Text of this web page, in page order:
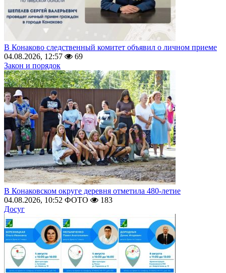
В Конаково следственный комитет объявил о личном приеме
04.08.2026, 12:57
69
Закон и порядок
В Конаковском округе деревня отметила 480-летие
04.08.2026, 10:52 ФОТО
183
Досуг